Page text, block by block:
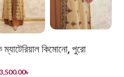
ম্যাটেরিয়াল কিমোনো, পুরো
৳